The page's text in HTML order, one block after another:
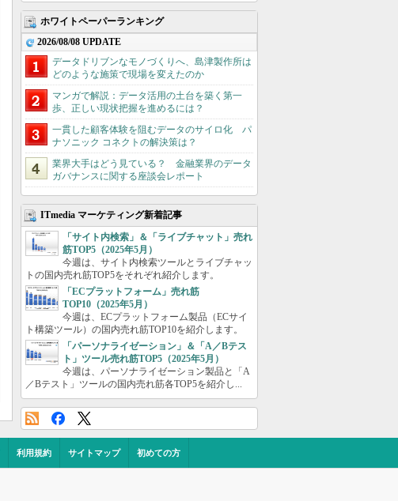
ホワイトペーパーランキング
2026/08/08 UPDATE
データドリブンなモノづくりへ、島津製作所は
どのような施策で現場を変えたのか
マンガで解説：データ活用の土台を築く第一
歩、正しい現状把握を進めるには？
一貫した顧客体験を阻むデータのサイロ化 パ
ナソニック コネクトの解決策は？
業界大手はどう見ている？ 金融業界のデータ
ガバナンスに関する座談会レポート
ITmedia マーケティング新着記事
「サイト内検索」＆「ライブチャット」売れ
筋TOP5（2025年5月）
今週は、サイト内検索ツールとライブチャッ
トの国内売れ筋TOP5をそれぞれ紹介します。
「ECプラットフォーム」売れ筋
TOP10（2025年5月）
今週は、ECプラットフォーム製品（ECサイ
ト構築ツール）の国内売れ筋TOP10を紹介します。
「パーソナライゼーション」＆「A／Bテス
ト」ツール売れ筋TOP5（2025年5月）
今週は、パーソナライゼーション製品と「A
／Bテスト」ツールの国内売れ筋各TOP5を紹介し...
利用規約 サイトマップ 初めての方